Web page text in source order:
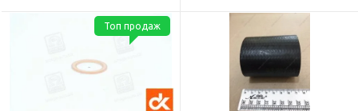
Топ продаж